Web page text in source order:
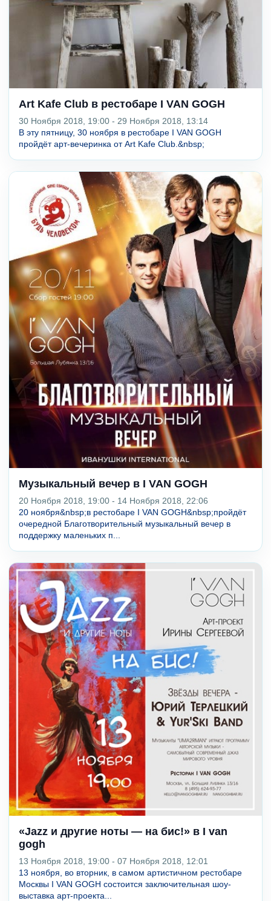
Art Kafe Club в рестобаре I VAN GOGH
30 Ноября 2018, 19:00 - 29 Ноября 2018, 13:14
В эту пятницу, 30 ноября в рестобаре I VAN GOGH
пройдёт арт-вечеринка от Art Kafe Club.&nbsp;
Музыкальный вечер в I VAN GOGH
20 Ноября 2018, 19:00 - 14 Ноября 2018, 22:06
20 ноября&nbsp;в рестобаре I VAN GOGH&nbsp;пройдёт
очередной Благотворительный музыкальный вечер в
поддержку маленьких п...
«Jazz и другие ноты — на бис!» в I van
gogh
13 Ноября 2018, 19:00 - 07 Ноября 2018, 12:01
13 ноября, во вторник, в самом артистичном рестобаре
Москвы I VAN GOGH состоится заключительная шоу-
выставка арт-проекта...